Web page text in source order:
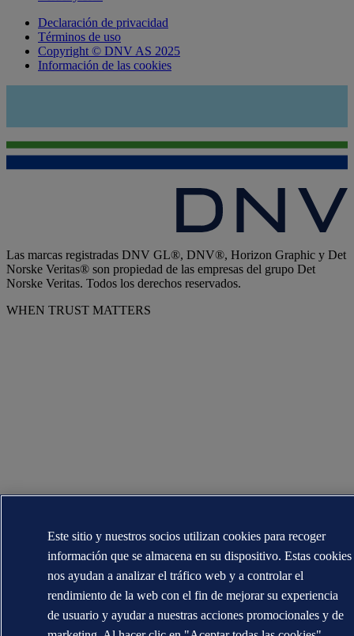
Declaración de privacidad
Términos de uso
Copyright © DNV AS 2025
Información de las cookies
Las marcas registradas DNV GL®, DNV®, Horizon Graphic y Det
Norske Veritas® son propiedad de las empresas del grupo Det
Norske Veritas. Todos los derechos reservados.
WHEN TRUST MATTERS
Este sitio y nuestros socios utilizan cookies para recoger
información que se almacena en su dispositivo. Estas cookies
nos ayudan a analizar el tráfico web y a controlar el
rendimiento de la web con el fin de mejorar su experiencia
de usuario y ayudar a nuestras acciones promocionales y de